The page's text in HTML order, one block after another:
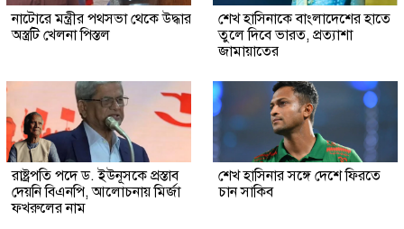
নাটোরে মন্ত্রীর পথসভা থেকে উদ্ধার
অস্ত্রটি খেলনা পিস্তল
শেখ হাসিনাকে বাংলাদেশের হাতে
তুলে দিবে ভারত, প্রত্যাশা
জামায়াতের
রাষ্ট্রপতি পদে ড. ইউনূসকে প্রস্তাব
দেয়নি বিএনপি, আলোচনায় মির্জা
ফখরুলের নাম
শেখ হাসিনার সঙ্গে দেশে ফিরতে
চান সাকিব